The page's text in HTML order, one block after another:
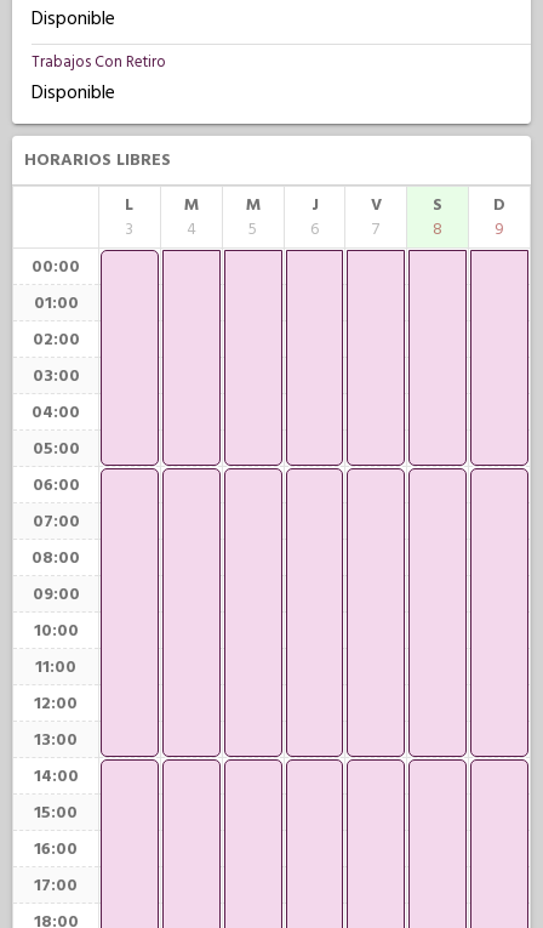
Disponible
Trabajos Con Retiro
Disponible
HORARIOS LIBRES
L
3
M
4
M
5
J
6
V
7
S
8
D
9
00:00
01:00
02:00
03:00
04:00
05:00
06:00
07:00
08:00
09:00
10:00
11:00
12:00
13:00
14:00
15:00
16:00
17:00
18:00